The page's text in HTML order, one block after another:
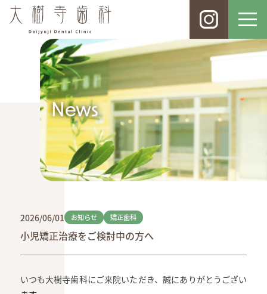
News
2026/06/01 お知らせ 矯正歯科
小児矯正治療をご検討中の方へ
いつも大樹寺歯科にご来院いただき、誠にありがとうござい